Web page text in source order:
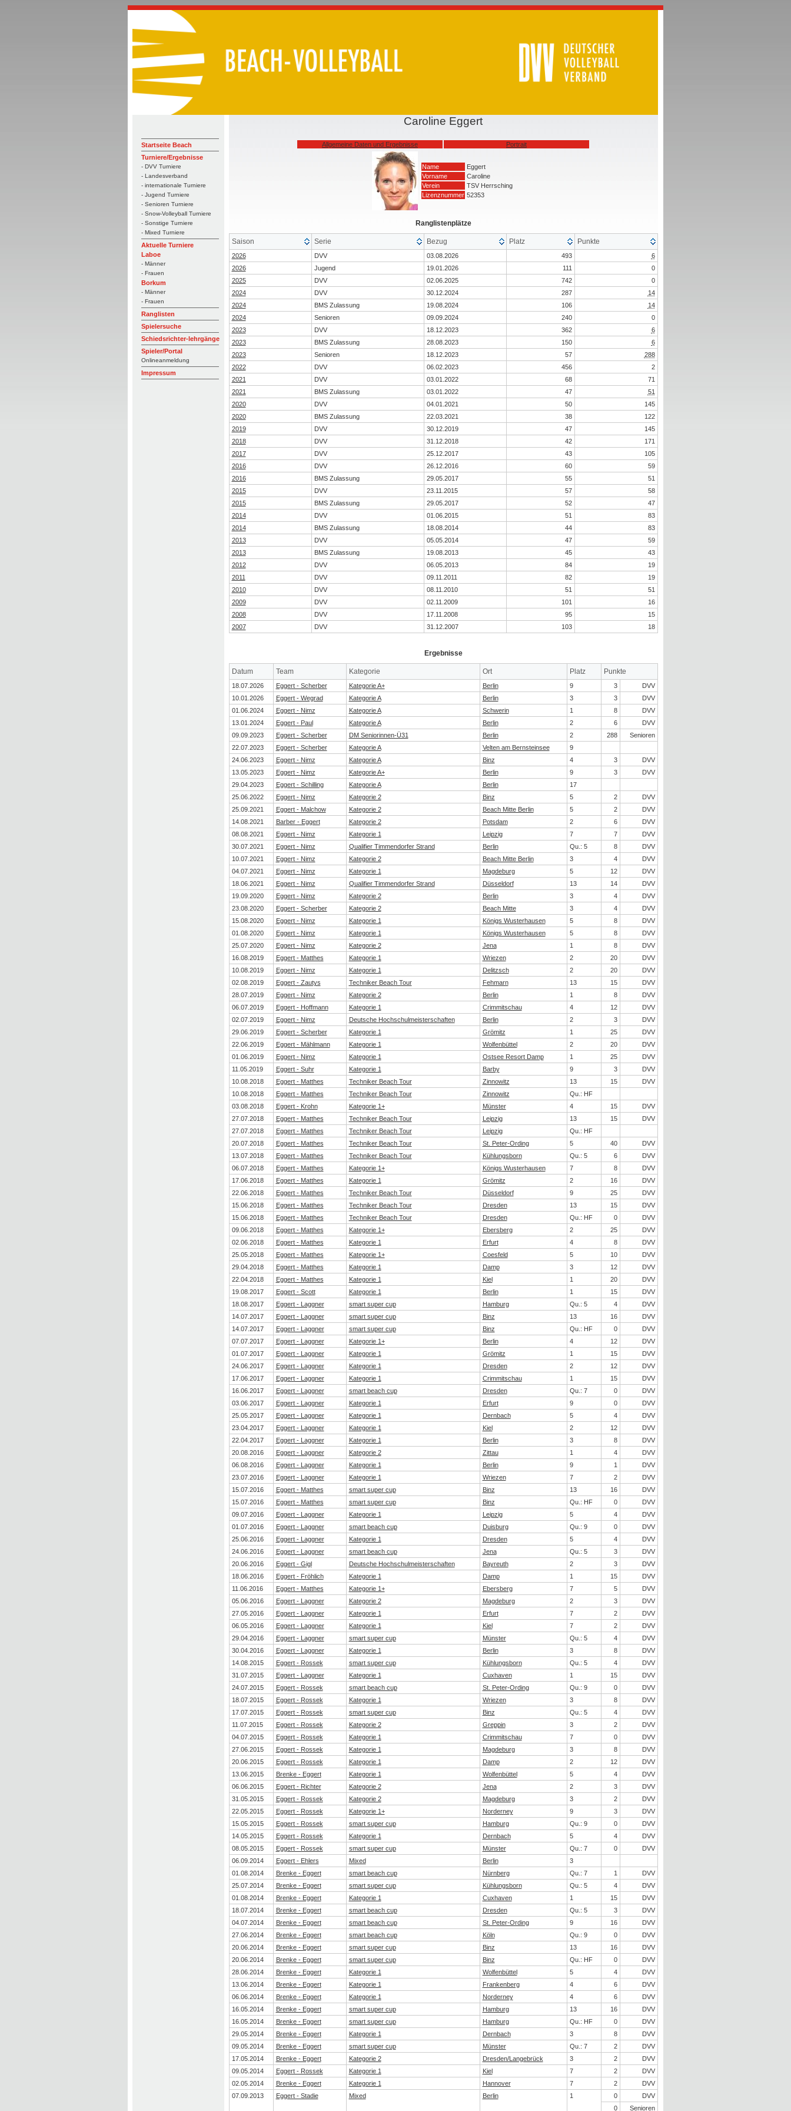
Startseite Beach
Turniere/Ergebnisse
- DVV Turniere
- Landesverband
- internationale Turniere
- Jugend Turniere
- Senioren Turniere
- Snow-Volleyball Turniere
- Sonstige Turniere
- Mixed Turniere
Aktuelle Turniere
Laboe
- Männer
- Frauen
Borkum
- Männer
- Frauen
Ranglisten
Spielersuche
Schiedsrichter-lehrgänge
Spieler/Portal
Onlineanmeldung
Impressum
Caroline Eggert
Allgemeine Daten und Ergebnisse Portrait
Name
Eggert
Vorname
Caroline
Verein
TSV Herrsching
Lizenznummer 52353
Ranglistenplätze
Saison Serie Bezug Platz Punkte
2026 DVV 03.08.2026 493
6
2026
Jugend 19.01.2026 111
0
2025
DVV 02.06.2025 742
0
2024
DVV 30.12.2024 287
14
2024
BMS Zulassung 19.08.2024 106
14
2024
Senioren 09.09.2024 240
0
2023
DVV 18.12.2023 362
6
2023
BMS Zulassung 28.08.2023 150
6
2023
Senioren 18.12.2023 57
288
2022
DVV 06.02.2023 456
2
2021
DVV 03.01.2022 68
71
2021
BMS Zulassung 03.01.2022 47
51
2020
DVV 04.01.2021 50
145
2020
BMS Zulassung 22.03.2021 38
122
2019
DVV 30.12.2019 47
145
2018
DVV 31.12.2018 42
171
2017
DVV 25.12.2017 43
105
2016
DVV 26.12.2016 60
59
2016
BMS Zulassung 29.05.2017 55
51
2015
DVV 23.11.2015 57
58
2015
BMS Zulassung 29.05.2017 52
47
2014
DVV 01.06.2015 51
83
2014
BMS Zulassung 18.08.2014 44
83
2013
DVV 05.05.2014 47
59
2013
BMS Zulassung 19.08.2013 45
43
2012
DVV 06.05.2013 84
19
2011
DVV 09.11.2011 82
19
2010
DVV 08.11.2010 51
51
2009
DVV 02.11.2009 101
16
2008
DVV 17.11.2008 95
15
2007
DVV 31.12.2007 103 18
Ergebnisse
Datum Team Kategorie Ort Platz Punkte
18.07.2026 Eggert - Scherber Kategorie A+ Berlin 9 3
DVV
10.01.2026
Eggert - Wegrad Kategorie A Berlin 3 3
DVV
01.06.2024
Eggert - Nimz Kategorie A Schwerin 1 8
DVV
13.01.2024
Eggert - Paul Kategorie A Berlin 2 6
DVV
09.09.2023
Eggert - Scherber DM Seniorinnen-Ü31 Berlin 2 288
Senioren
22.07.2023
Eggert - Scherber Kategorie A Velten am Bernsteinsee
9
24.06.2023
Eggert - Nimz Kategorie A Binz 4 3
DVV
13.05.2023
Eggert - Nimz Kategorie A+ Berlin 9 3
DVV
29.04.2023
Eggert - Schilling Kategorie A Berlin
17
25.06.2022
Eggert - Nimz Kategorie 2 Binz 5 2
DVV
25.09.2021
Eggert - Malchow Kategorie 2 Beach Mitte Berlin 5 2
DVV
14.08.2021
Barber - Eggert Kategorie 2 Potsdam 2 6
DVV
08.08.2021
Eggert - Nimz Kategorie 1 Leipzig 7 7
DVV
30.07.2021
Eggert - Nimz Qualifier Timmendorfer Strand Berlin Qu.: 5 8
DVV
10.07.2021
Eggert - Nimz Kategorie 2 Beach Mitte Berlin 3 4
DVV
04.07.2021
Eggert - Nimz Kategorie 1 Magdeburg 5 12
DVV
18.06.2021
Eggert - Nimz Qualifier Timmendorfer Strand Düsseldorf 13 14
DVV
19.09.2020
Eggert - Nimz Kategorie 2 Berlin 3 4
DVV
23.08.2020
Eggert - Scherber Kategorie 2 Beach Mitte 3 4
DVV
15.08.2020
Eggert - Nimz Kategorie 1 Königs Wusterhausen 5 8
DVV
01.08.2020
Eggert - Nimz Kategorie 1 Königs Wusterhausen 5 8
DVV
25.07.2020
Eggert - Nimz Kategorie 2 Jena 1 8
DVV
16.08.2019
Eggert - Matthes Kategorie 1 Wriezen 2 20
DVV
10.08.2019
Eggert - Nimz Kategorie 1 Delitzsch 2 20
DVV
02.08.2019
Eggert - Zautys Techniker Beach Tour Fehmarn 13 15
DVV
28.07.2019
Eggert - Nimz Kategorie 2 Berlin 1 8
DVV
06.07.2019
Eggert - Hoffmann Kategorie 1 Crimmitschau 4 12
DVV
02.07.2019
Eggert - Nimz Deutsche Hochschulmeisterschaften Berlin 2 3
DVV
29.06.2019
Eggert - Scherber Kategorie 1 Grömitz 1 25
DVV
22.06.2019
Eggert - Mählmann Kategorie 1 Wolfenbüttel 2 20
DVV
01.06.2019
Eggert - Nimz Kategorie 1 Ostsee Resort Damp 1 25
DVV
11.05.2019
Eggert - Suhr Kategorie 1 Barby 9 3
DVV
10.08.2018
Eggert - Matthes Techniker Beach Tour Zinnowitz 13 15
DVV
10.08.2018
Eggert - Matthes Techniker Beach Tour Zinnowitz
Qu.: HF
03.08.2018
Eggert - Krohn Kategorie 1+ Münster 4 15
DVV
27.07.2018
Eggert - Matthes Techniker Beach Tour Leipzig 13 15
DVV
27.07.2018
Eggert - Matthes Techniker Beach Tour Leipzig
Qu.: HF
20.07.2018
Eggert - Matthes Techniker Beach Tour St. Peter-Ording 5 40
DVV
13.07.2018
Eggert - Matthes Techniker Beach Tour Kühlungsborn Qu.: 5 6
DVV
06.07.2018
Eggert - Matthes Kategorie 1+ Königs Wusterhausen 7 8
DVV
17.06.2018
Eggert - Matthes Kategorie 1 Grömitz 2 16
DVV
22.06.2018
Eggert - Matthes Techniker Beach Tour Düsseldorf 9 25
DVV
15.06.2018
Eggert - Matthes Techniker Beach Tour Dresden 13 15
DVV
15.06.2018
Eggert - Matthes Techniker Beach Tour Dresden Qu.: HF 0
DVV
09.06.2018
Eggert - Matthes Kategorie 1+ Ebersberg 2 25
DVV
02.06.2018
Eggert - Matthes Kategorie 1 Erfurt 4 8
DVV
25.05.2018
Eggert - Matthes Kategorie 1+ Coesfeld 5 10
DVV
29.04.2018
Eggert - Matthes Kategorie 1 Damp 3 12
DVV
22.04.2018
Eggert - Matthes Kategorie 1 Kiel 1 20
DVV
19.08.2017
Eggert - Scott Kategorie 1 Berlin 1 15
DVV
18.08.2017
Eggert - Laggner smart super cup Hamburg Qu.: 5 4
DVV
14.07.2017
Eggert - Laggner smart super cup Binz 13 16
DVV
14.07.2017
Eggert - Laggner smart super cup Binz Qu.: HF 0
DVV
07.07.2017
Eggert - Laggner Kategorie 1+ Berlin 4 12
DVV
01.07.2017
Eggert - Laggner Kategorie 1 Grömitz 1 15
DVV
24.06.2017
Eggert - Laggner Kategorie 1 Dresden 2 12
DVV
17.06.2017
Eggert - Laggner Kategorie 1 Crimmitschau 1 15
DVV
16.06.2017
Eggert - Laggner smart beach cup Dresden Qu.: 7 0
DVV
03.06.2017
Eggert - Laggner Kategorie 1 Erfurt 9 0
DVV
25.05.2017
Eggert - Laggner Kategorie 1 Dernbach 5 4
DVV
23.04.2017
Eggert - Laggner Kategorie 1 Kiel 2 12
DVV
22.04.2017
Eggert - Laggner Kategorie 1 Berlin 3 8
DVV
20.08.2016
Eggert - Laggner Kategorie 2 Zittau 1 4
DVV
06.08.2016
Eggert - Laggner Kategorie 1 Berlin 9 1
DVV
23.07.2016
Eggert - Laggner Kategorie 1 Wriezen 7 2
DVV
15.07.2016
Eggert - Matthes smart super cup Binz 13 16
DVV
15.07.2016
Eggert - Matthes smart super cup Binz Qu.: HF 0
DVV
09.07.2016
Eggert - Laggner Kategorie 1 Leipzig 5 4
DVV
01.07.2016
Eggert - Laggner smart beach cup Duisburg Qu.: 9 0
DVV
25.06.2016
Eggert - Laggner Kategorie 1 Dresden 5 4
DVV
24.06.2016
Eggert - Laggner smart beach cup Jena Qu.: 5 3
DVV
20.06.2016
Eggert - Gigl Deutsche Hochschulmeisterschaften Bayreuth 2 3
DVV
18.06.2016
Eggert - Fröhlich Kategorie 1 Damp 1 15
DVV
11.06.2016
Eggert - Matthes Kategorie 1+ Ebersberg 7 5
DVV
05.06.2016
Eggert - Laggner Kategorie 2 Magdeburg 2 3
DVV
27.05.2016
Eggert - Laggner Kategorie 1 Erfurt 7 2
DVV
06.05.2016
Eggert - Laggner Kategorie 1 Kiel 7 2
DVV
29.04.2016
Eggert - Laggner smart super cup Münster Qu.: 5 4
DVV
30.04.2016
Eggert - Laggner Kategorie 1 Berlin 3 8
DVV
14.08.2015
Eggert - Rossek smart super cup Kühlungsborn Qu.: 5 4
DVV
31.07.2015
Eggert - Laggner Kategorie 1 Cuxhaven 1 15
DVV
24.07.2015
Eggert - Rossek smart beach cup St. Peter-Ording Qu.: 9 0
DVV
18.07.2015
Eggert - Rossek Kategorie 1 Wriezen 3 8
DVV
17.07.2015
Eggert - Rossek smart super cup Binz Qu.: 5 4
DVV
11.07.2015
Eggert - Rossek Kategorie 2 Greppin 3 2
DVV
04.07.2015
Eggert - Rossek Kategorie 1 Crimmitschau 7 0
DVV
27.06.2015
Eggert - Rossek Kategorie 1 Magdeburg 3 8
DVV
20.06.2015
Eggert - Rossek Kategorie 1 Damp 2 12
DVV
13.06.2015
Brenke - Eggert Kategorie 1 Wolfenbüttel 5 4
DVV
06.06.2015
Eggert - Richter Kategorie 2 Jena 2 3
DVV
31.05.2015
Eggert - Rossek Kategorie 2 Magdeburg 3 2
DVV
22.05.2015
Eggert - Rossek Kategorie 1+ Norderney 9 3
DVV
15.05.2015
Eggert - Rossek smart super cup Hamburg Qu.: 9 0
DVV
14.05.2015
Eggert - Rossek Kategorie 1 Dernbach 5 4
DVV
08.05.2015
Eggert - Rossek smart super cup Münster Qu.: 7 0
DVV
06.09.2014
Eggert - Ehlers Mixed Berlin
3
01.08.2014
Brenke - Eggert smart beach cup Nürnberg Qu.: 7 1
DVV
25.07.2014
Brenke - Eggert smart super cup Kühlungsborn Qu.: 5 4
DVV
01.08.2014
Brenke - Eggert Kategorie 1 Cuxhaven 1 15
DVV
18.07.2014
Brenke - Eggert smart beach cup Dresden Qu.: 5 3
DVV
04.07.2014
Brenke - Eggert smart beach cup St. Peter-Ording 9 16
DVV
27.06.2014
Brenke - Eggert smart beach cup Köln Qu.: 9 0
DVV
20.06.2014
Brenke - Eggert smart super cup Binz 13 16
DVV
20.06.2014
Brenke - Eggert smart super cup Binz Qu.: HF 0
DVV
28.06.2014
Brenke - Eggert Kategorie 1 Wolfenbüttel 5 4
DVV
13.06.2014
Brenke - Eggert Kategorie 1 Frankenberg 4 6
DVV
06.06.2014
Brenke - Eggert Kategorie 1 Norderney 4 6
DVV
16.05.2014
Brenke - Eggert smart super cup Hamburg 13 16
DVV
16.05.2014
Brenke - Eggert smart super cup Hamburg Qu.: HF 0
DVV
29.05.2014
Brenke - Eggert Kategorie 1 Dernbach 3 8
DVV
09.05.2014
Brenke - Eggert smart super cup Münster Qu.: 7 2
DVV
17.05.2014
Brenke - Eggert Kategorie 2 Dresden/Langebrück 3 2
DVV
09.05.2014
Eggert - Rossek Kategorie 1 Kiel 7 2
DVV
02.05.2014
Brenke - Eggert Kategorie 1 Hannover 7 2
DVV
07.09.2013
Eggert - Stadie Mixed Berlin 1 0
DVV
0
Senioren